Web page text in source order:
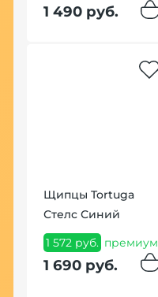
1 490 руб.
Щипцы Tortuga
Стелс Синий
1 572 руб. премиум
1 690 руб.